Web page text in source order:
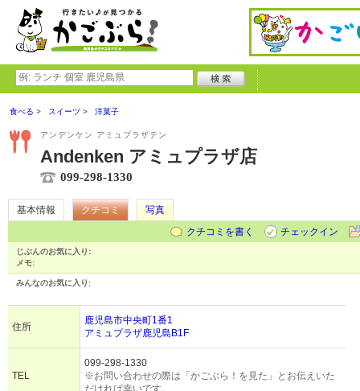
食べる スイーツ 洋菓子
アンデンケン アミュプラザテン
Andenken アミュプラザ店
099-298-1330
基本情報 クチコミ
写真
クチコミを書く
チェックイン
じぶんのお気に入り:
メモ:
みんなのお気に入り:
住所
鹿児島市中央町1番1
アミュプラザ鹿児島B1F
TEL
099-298-1330
※お問い合わせの際は「かごぶら！を見た」とお伝えいた
だければ幸いです。